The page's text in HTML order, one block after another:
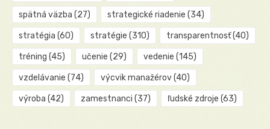
spätná väzba (27) strategické riadenie (34)
stratégia (60) stratégie (310) transparentnosť(40)
tréning (45) učenie (29) vedenie (145)
vzdelávanie (74) výcvik manažérov(40)
výroba (42) zamestnanci (37) ľudské zdroje (63)